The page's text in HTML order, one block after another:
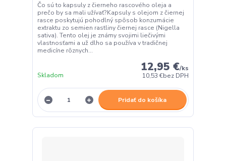
Čo sú to kapsuly z čierneho rascového oleja a
prečo by sa mali užívať?Kapsuly s olejom z čiernej
rasce poskytujú pohodlný spôsob konzumácie
extraktu zo semien rastliny čiernej rasce (Nigella
sativa). Tento olej je známy svojimi liečivými
vlastnosťami a už dlho sa používa v tradičnej
medicíne rôznych...
12,95 €/ks
10,53 €bez DPH
Skladom
Pridať do košíka